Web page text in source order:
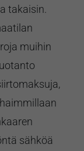
takaisin.
muihin
sähköä